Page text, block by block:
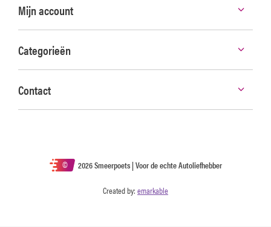
Mijn account
Categorieën
Contact
© 2026 Smeerpoets | Voor de echte Autoliefhebber
Created by: emarkable